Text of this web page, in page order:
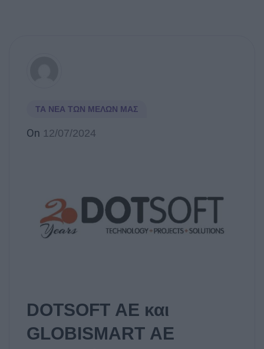
ΤΑ ΝΈΑ ΤΩΝ ΜΕΛΏΝ ΜΑΣ
On 12/07/2024
DOTSOFT ΑΕ και
GLOBISMART ΑΕ